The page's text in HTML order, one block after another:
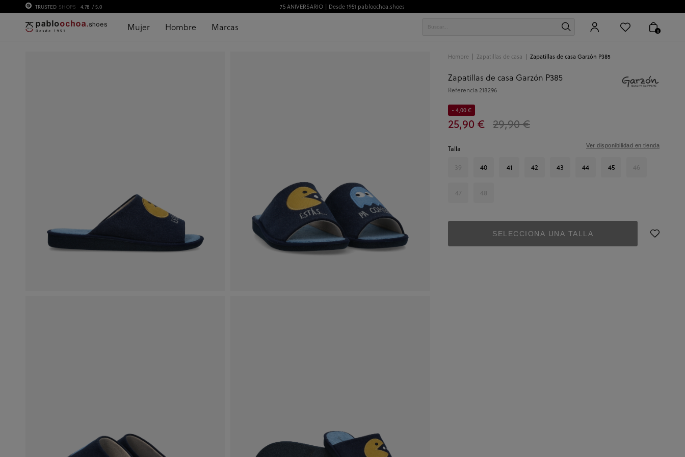
TRUSTED SHOPS 4.78 / 5.0 75 ANIVERSARIO | Desde 1951 pabloochoa.shoes
Mujer Hombre Marcas 0
Hombre Zapatillas de casa Zapatillas de casa Garzón P385
Zapatillas de casa Garzón P385
Referencia218296
25,90 € 29,90 €
- 4,00 €
Talla
39 40 41 42 43 44 45 46
47 48
Ver disponibilidad en tienda
SELECCIONA UNA TALLA